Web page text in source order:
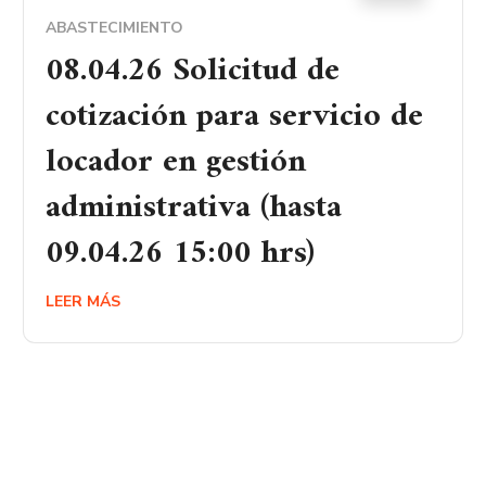
ABASTECIMIENTO
08.04.26 Solicitud de
cotización para servicio de
locador en gestión
administrativa (hasta
09.04.26 15:00 hrs)
LEER MÁS